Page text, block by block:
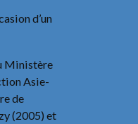
d’un
Ministère
Asie-
de
(2005) et